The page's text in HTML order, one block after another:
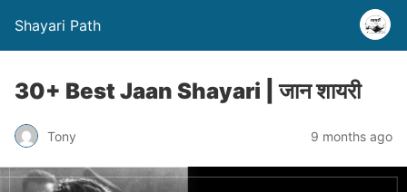
Shayari Path
30+ Best Jaan Shayari | जान शायरी
Tony 9 months ago